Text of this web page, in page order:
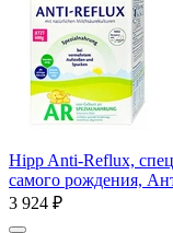
Hipp Anti-Reflux,
самого рождения,
3 924 ₽